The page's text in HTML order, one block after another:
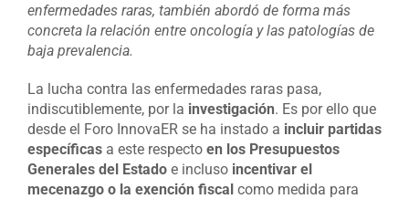
enfermedades raras, también abordó de forma más
concreta la relación entre oncología y las patologías de
baja prevalencia.
La lucha contra las enfermedades raras pasa,
indiscutiblemente, por la investigación. Es por ello que
desde el Foro InnovaER se ha instado a incluir partidas
específicas a este respecto en los Presupuestos
Generales del Estado e incluso incentivar el
mecenazgo o la exención fiscal como medida para